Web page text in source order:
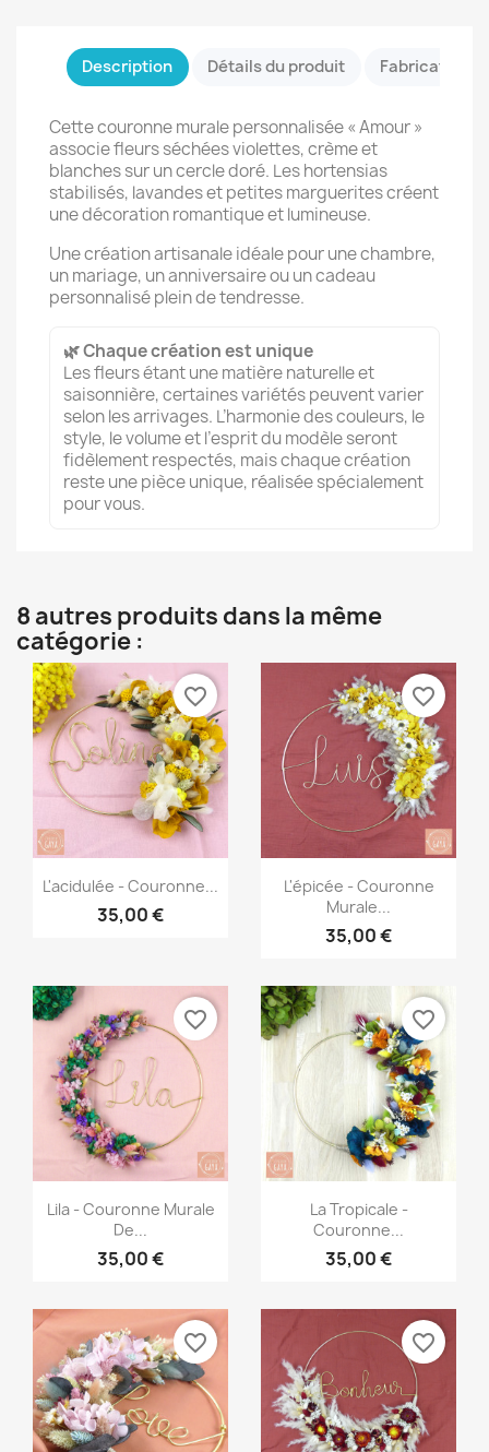
Description Détails du produit Fabrication
Cette couronne murale personnalisée « Amour »
associe fleurs séchées violettes, crème et
blanches sur un cercle doré. Les hortensias
stabilisés, lavandes et petites marguerites créent
une décoration romantique et lumineuse.
Une création artisanale idéale pour une chambre,
un mariage, un anniversaire ou un cadeau
personnalisé plein de tendresse.
🌿 Chaque création est unique
Les fleurs étant une matière naturelle et
saisonnière, certaines variétés peuvent varier
selon les arrivages. L’harmonie des couleurs, le
style, le volume et l’esprit du modèle seront
fidèlement respectés, mais chaque création
reste une pièce unique, réalisée spécialement
pour vous.
8 autres produits dans la même
catégorie :
Aperçu rapide
L'acidulée - Couronne...
35,00 €
favorite_border
Aperçu rapide
L'épicée - Couronne
Murale...
35,00 €
favorite_border
Aperçu rapide
Lila - Couronne Murale
De...
35,00 €
favorite_border
Aperçu rapide
La Tropicale -
Couronne...
35,00 €
favorite_border
favorite_border favorite_border